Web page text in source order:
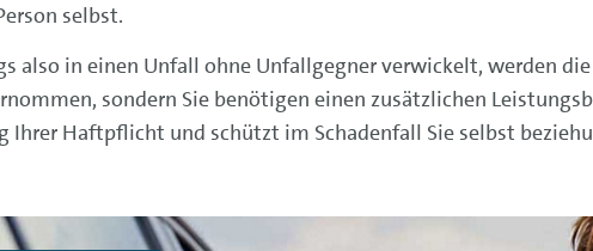
selbst.
also in einen Unfall ohne Unfallgegner verwickelt, werden
sondern Sie benötigen einen zusätzlichen
Haftpflicht und schützt im Schadenfall Sie selbst